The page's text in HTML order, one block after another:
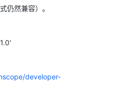
仍然兼容）。
developer-